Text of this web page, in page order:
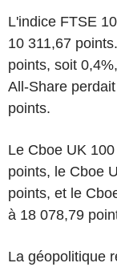
L'indice FTSE
10 311,67
points, soit
All-Share
points.
Le Cboe UK
points, le Cboe
points, et le
à 18 078,79
La géopolitique